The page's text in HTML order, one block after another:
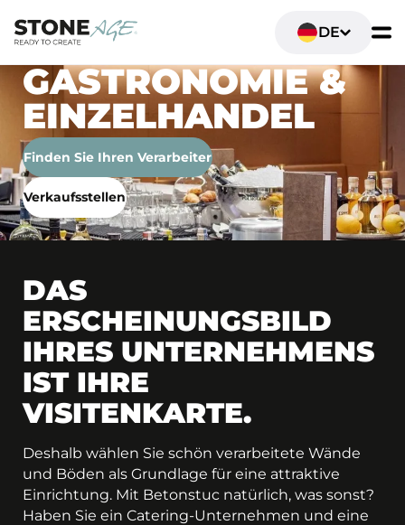
DE
GASTRONOMIE &
EINZELHANDEL
Finden Sie Ihren Verarbeiter
Verkaufsstellen
DAS
ERSCHEINUNGSBILD
IHRES UNTERNEHMENS
IST IHRE
VISITENKARTE.
Deshalb wählen Sie schön verarbeitete Wände
und Böden als Grundlage für eine attraktive
Einrichtung. Mit Betonstuc natürlich, was sonst?
Haben Sie ein Catering-Unternehmen und eine